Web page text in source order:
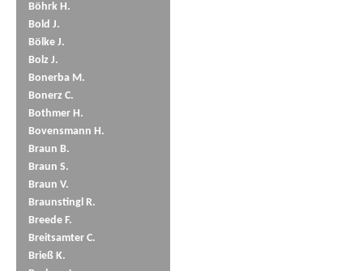
Böhrk H.
Bold J.
Bölke J.
Bolz J.
Bonerba M.
Bonerz C.
Bothmer H.
Bovensmann H.
Braun B.
Braun S.
Braun V.
Braunstingl R.
Breede F.
Breitsamter C.
Brieß K.